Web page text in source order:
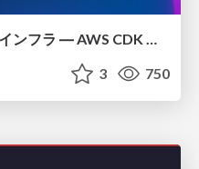
3 750